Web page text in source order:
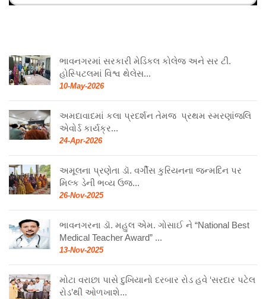
ભાવનગરમાં સરકારી મેડિકલ કોલેજ અને સર ટી.
હોસ્પિટલમાં વિશ્વ થેલેસ...
10-May-2026
અમદાવાદમાં કલા પ્રદર્શન તેમજ પ્રથમ સ્મરણાંજલિ
એવોર્ડ કાર્યક્ર...
24-Apr-2026
અમૂલના પ્રણેતા ડૉ. વર્ગીસ કુરિયનના જન્મદિન પર
મિલ્ક ડેની ભવ્ય ઉજ...
26-Nov-2025
ભાવનગરના ડૉ. મહુલ એમ. ગોસાઈ ને “National Best
Medical Teacher Award” ...
13-Nov-2025
મોટા વરાછા પાસે દુખિયાનો દરબાર રોડ હવે ‘સરદાર પટેલ
રોડ’થી ઓળખાશે...